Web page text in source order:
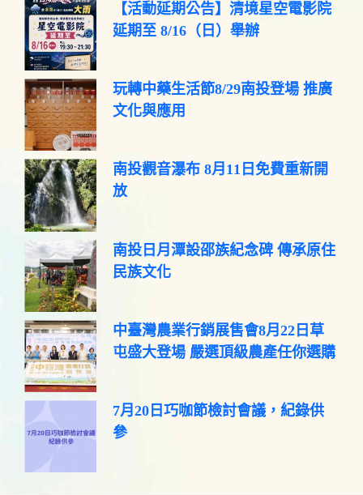
【活動延期公告】清境星空電影院
延期至 8/16（日）舉辦
玩轉中藥生活節8/29南投登場 推廣
文化與應用
南投觀音瀑布 8月11日免費重新開
放
南投日月潭設邵族紀念碑 傳承原住
民族文化
中臺灣農業行銷展售會8月22日草
屯盛大登場 嚴選頂級農產任你選購
7月20日巧咖節檢討會議，紀錄供
參